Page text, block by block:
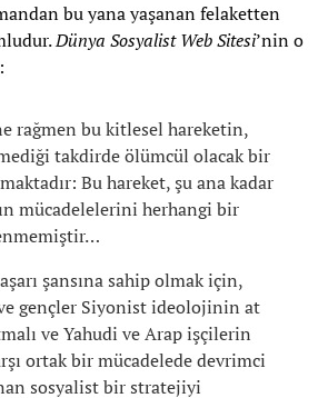
bu yana yaşanan felaketten
Dünya Sosyalist Web Sitesi’nin o
rağmen bu kitlesel hareketin,
takdirde ölümcül olacak bir
Bu hareket, şu ana kadar
mücadelelerini herhangi bir
şansına sahip olmak için,
gençler Siyonist ideolojinin at
ve Yahudi ve Arap işçilerin
ortak bir mücadelede devrimci
sosyalist bir stratejiyi